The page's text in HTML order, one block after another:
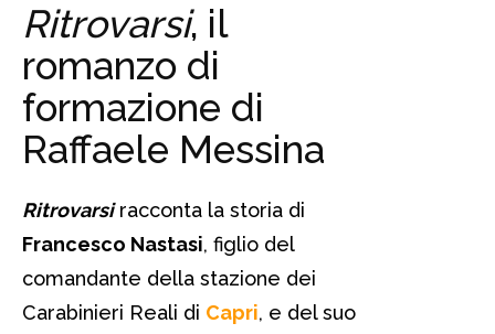
Ritrovarsi, il
romanzo di
formazione di
Raffaele Messina
Ritrovarsiracconta la storia di
Francesco Nastasi, figlio del
comandante della stazione dei
Carabinieri Reali di Capri, e del suo